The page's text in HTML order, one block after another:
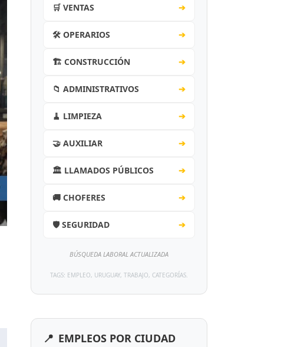
🛒 VENTAS ➔
🛠️ OPERARIOS ➔
🏗️ CONSTRUCCIÓN ➔
📁 ADMINISTRATIVOS ➔
🧹 LIMPIEZA ➔
🤝 AUXILIAR ➔
🏛️ LLAMADOS PÚBLICOS ➔
🚚 CHOFERES ➔
🛡️ SEGURIDAD ➔
BÚSQUEDA LABORAL ACTUALIZADA
TAGS: EMPLEO, URUGUAY, TRABAJO, CATEGORÍAS.
📍 EMPLEOS POR CIUDAD